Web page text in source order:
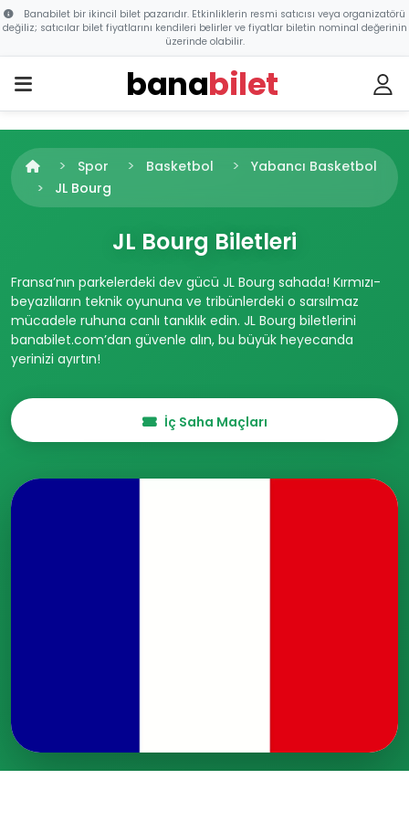
Banabilet bir ikincil bilet pazarıdır. Etkinliklerin resmi satıcısı veya organizatörü
değiliz; satıcılar bilet fiyatlarını kendileri belirler ve fiyatlar biletin nominal değerinin
üzerinde olabilir.
banabilet
Spor Basketbol
Yabancı Basketbol
JL Bourg
JL Bourg Biletleri
Fransa’nın parkelerdeki dev gücü JL Bourg sahada! Kırmızı-
beyazlıların teknik oyununa ve tribünlerdeki o sarsılmaz
mücadele ruhuna canlı tanıklık edin. JL Bourg biletlerini
banabilet.com’dan güvenle alın, bu büyük heyecanda
yerinizi ayırtın!
İç Saha Maçları